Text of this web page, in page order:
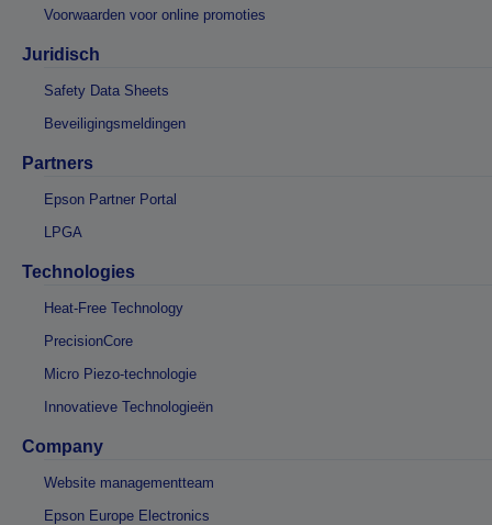
Voorwaarden voor online promoties
Juridisch
Safety Data Sheets
Beveiligingsmeldingen
Partners
Epson Partner Portal
LPGA
Technologies
Heat-Free Technology
PrecisionCore
Micro Piezo-technologie
Innovatieve Technologieën
Company
Website managementteam
Epson Europe Electronics